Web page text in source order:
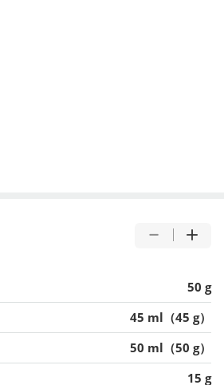
50 g
45 ml（45 g）
50 ml（50 g）
15 g